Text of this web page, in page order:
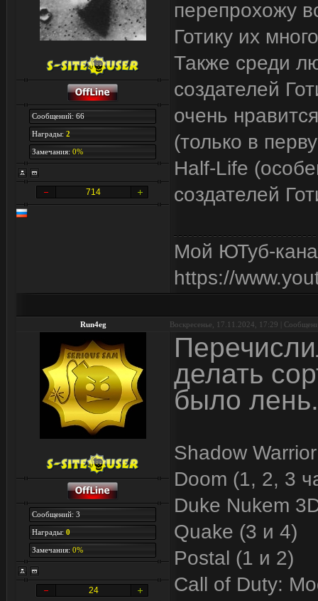
Сообщений: 66
Награды: 2
Замечания: 0%
714
перепрохожу
Готику их
Также среди
создателей
очень
(только в
Half-Life
создателей
Мой ЮТуб-
https://
Run4eg Воскресенье, 17.11.2024, 17:29 |
Сообщений: 3
Награды: 0
Замечания: 0%
24
делать
было
Shadow
Doom (1, 2, 3
Duke Nukem
Quake (3 и 4)
Postal (1 и 2)
Call of Duty: